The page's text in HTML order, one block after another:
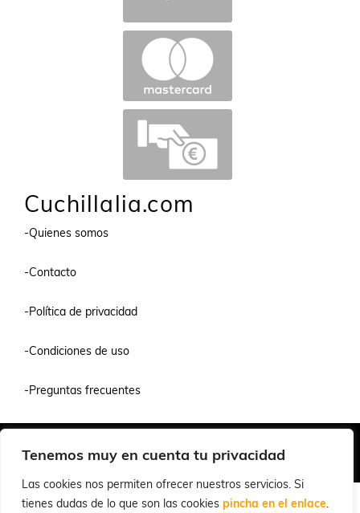
Tenemos muy en cuenta tu privacidad
Las cookies nos permiten ofrecer nuestros servicios. Si
tienes dudas de lo que son las cookies pincha en el enlace.
Cuchillalia.com
-Quienes somos
-Contacto
-Política de privacidad
-Condiciones de uso
-Preguntas frecuentes
© 2026 Cuchillalia.com